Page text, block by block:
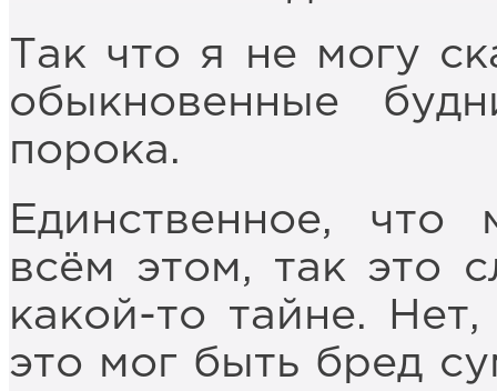
Так что я не могу
обыкновенные
порока.
Единственное, что
всём этом, так это
какой-то тайне.
это мог быть бред